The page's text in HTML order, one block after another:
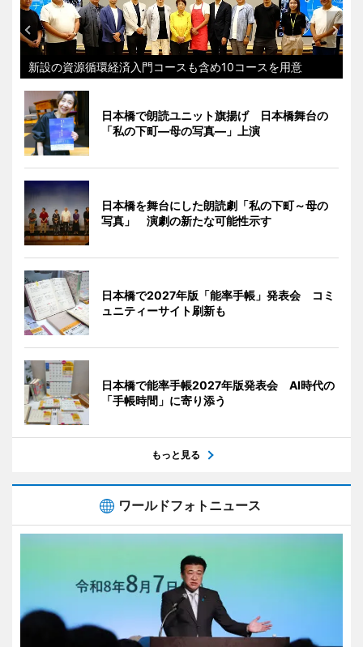
新設の資源循環経済入門コースも含め10コースを用意
日本橋で朗読ユニット旗揚げ 日本橋舞台の
「私の下町―母の写真―」上演
日本橋を舞台にした朗読劇「私の下町～母の
写真」 演劇の新たな可能性示す
日本橋で2027年版「能率手帳」発表会 コミ
ュニティーサイト刷新も
日本橋で能率手帳2027年版発表会 AI時代の
「手帳時間」に寄り添う
もっと見る
ワールドフォトニュース